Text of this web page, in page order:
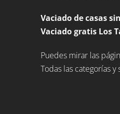
Vaciado de casas
Vaciado gratis Los
Puedes mirar las
Todas las categorías